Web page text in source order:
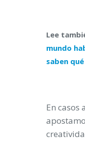
Lee
mundo
saben
En casos